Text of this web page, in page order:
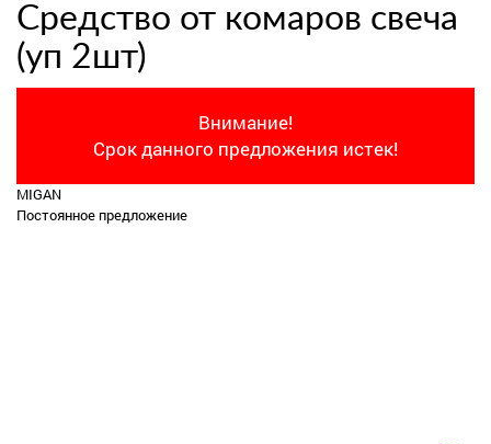
Средство от комаров свеча
(уп 2шт)
Внимание!
Срок данного предложения истек!
MIGAN
Постоянное предложение